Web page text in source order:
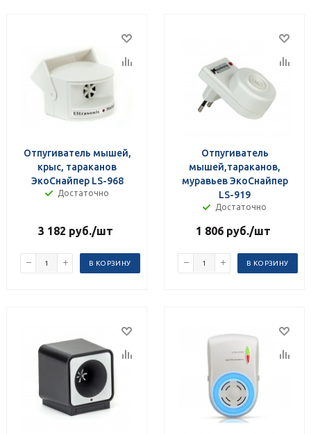
Отпугиватель мышей,
крыс, тараканов
ЭкоСнайпер LS-968
Достаточно
3 182 руб./шт
В КОРЗИНУ
Отпугиватель
мышей,тараканов,
муравьев ЭкоСнайпер
LS-919
Достаточно
1 806 руб./шт
В КОРЗИНУ